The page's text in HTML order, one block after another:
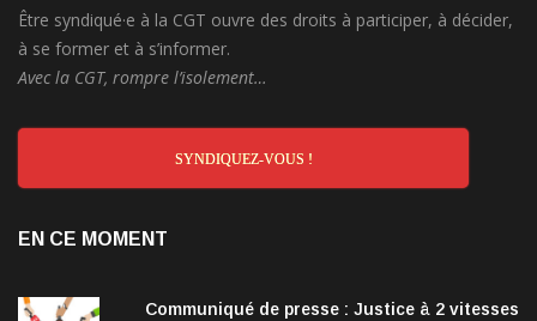
Être syndiqué·e à la CGT ouvre des droits à participer, à décider,
à se former et à s’informer.
Avec la CGT, rompre l’isolement…
SYNDIQUEZ-VOUS !
EN CE MOMENT
Communiqué de presse : Justice à 2 vitesses